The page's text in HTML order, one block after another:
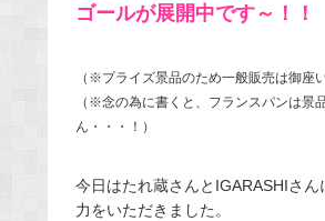
ゴールが展開中です～！！
（※プライズ景品のため一般販売は御座
（※念の為に書くと、フランスパンは景
ん・・・！）
今日はたれ蔵さんとIGARASHIさん
力をいただきました。